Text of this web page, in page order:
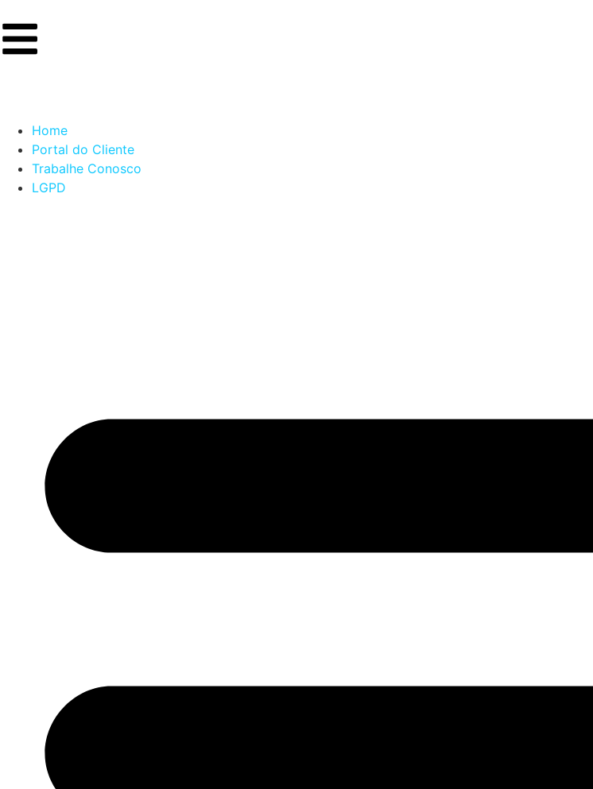
Home
Portal do Cliente
Trabalhe Conosco
LGPD